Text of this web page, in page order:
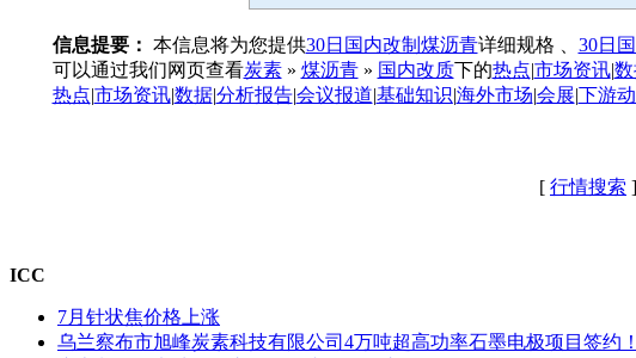
信息提要： 本信息将为您提供30日国内改制煤沥青详细规格 、 30日
可以通过我们网页查看炭素» 煤沥青» 国内改质下的热点|市场资讯|
热点|市场资讯|数据|分析报告|会议报道|基础知识|海外市场|会展|下游
[ 行情搜索
ICC
7月针状焦价格上涨
乌兰察布市旭峰炭素科技有限公司4万吨超高功率石墨电极项目签约！